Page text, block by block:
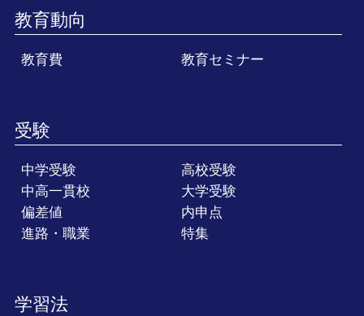
教育動向
教育費 教育セミナー
受験
中学受験
高校受験
中高一貫校
大学受験
偏差値
内申点
進路・職業
特集
学習法